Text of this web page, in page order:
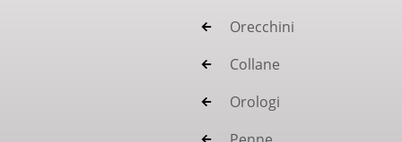
Orecchini
Collane
Orologi